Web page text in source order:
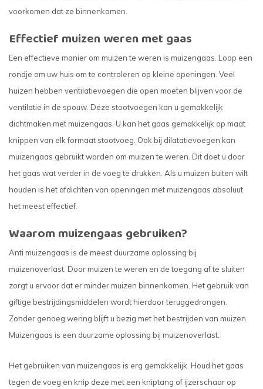
voorkomen dat ze binnenkomen.
Effectief muizen weren met gaas
Een effectieve manier om muizen te weren is muizengaas. Loop een
rondje om uw huis om te controleren op kleine openingen. Veel
huizen hebben ventilatievoegen die open moeten blijven voor de
ventilatie in de spouw. Deze stootvoegen kan u gemakkelijk
dichtmaken met muizengaas. U kan het gaas gemakkelijk op maat
knippen van elk formaat stootvoeg. Ook bij dilatatievoegen kan
muizengaas gebruikt worden om muizen te weren. Dit doet u door
het gaas wat verder in de voeg te drukken. Als u muizen buiten wilt
houden is het afdichten van openingen met muizengaas absoluut
het meest effectief.
Waarom muizengaas gebruiken?
Anti muizengaas is de meest duurzame oplossing bij
muizenoverlast. Door muizen te weren en de toegang af te sluiten
zorgt u ervoor dat er minder muizen binnenkomen. Het gebruik van
giftige bestrijdingsmiddelen wordt hierdoor teruggedrongen.
Zonder genoeg wering blijft u bezig met het bestrijden van muizen.
Muizengaas is een duurzame oplossing bij muizenoverlast.
Het gebruiken van muizengaas is erg gemakkelijk. Houd het gaas
tegen de voeg en knip deze met een kniptang of ijzerschaar op